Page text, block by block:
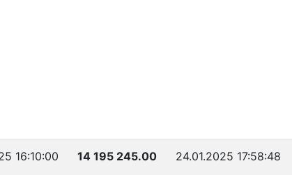
16:10:00 14 195 245.00 24.01.2025 17:58:48